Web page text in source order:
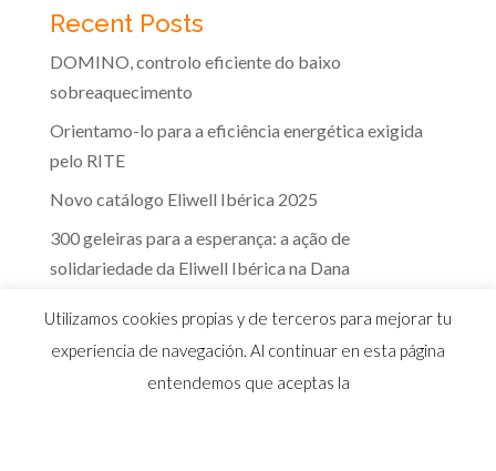
Recent Posts
DOMINO, controlo eficiente do baixo
sobreaquecimento
Orientamo-lo para a eficiência energética exigida
pelo RITE
Novo catálogo Eliwell Ibérica 2025
300 geleiras para a esperança: a ação de
solidariedade da Eliwell Ibérica na Dana
Utilizamos cookies propias y de terceros para mejorar tu
experiencia de navegación. Al continuar en esta página
entendemos que aceptas la